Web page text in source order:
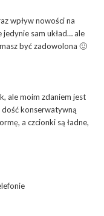
wpływ nowości na
sam układ… ale
być zadowolona 🙂
ale moim zdaniem jest
dość konserwatywną
a czcionki są ładne,